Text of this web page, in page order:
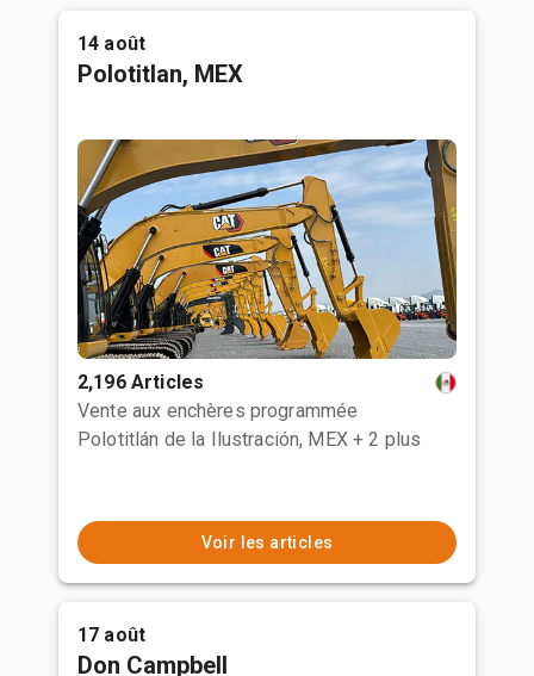
14 août
Polotitlan, MEX
2,196 Articles
Vente aux enchères programmée
Polotitlán de la Ilustración, MEX + 2 plus
Voir les articles
17 août
Don Campbell